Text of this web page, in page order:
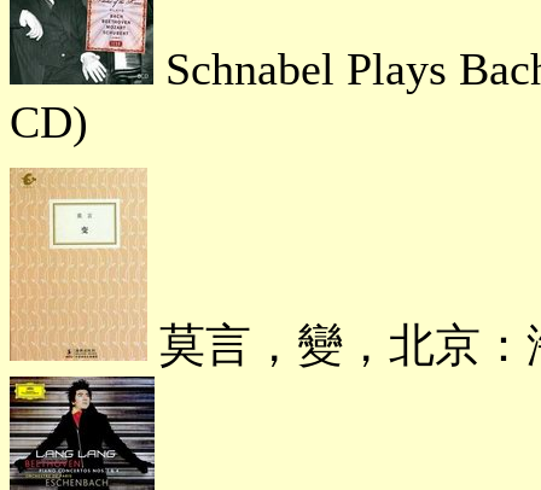
Schnabel Plays
CD)
莫言，變，北京